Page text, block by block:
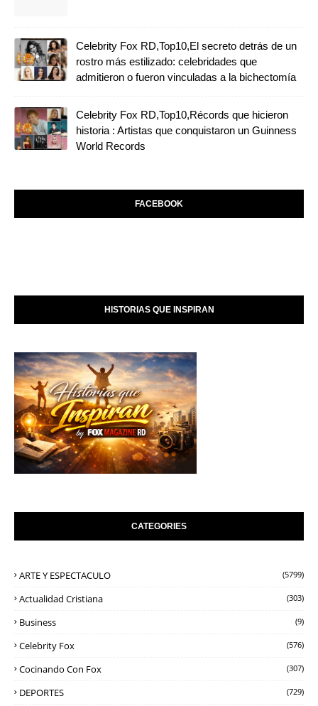
Celebrity Fox RD,Top10,El secreto detrás de un
rostro más estilizado: celebridades que
admitieron o fueron vinculadas a la bichectomía
Celebrity Fox RD,Top10,Récords que hicieron
historia : Artistas que conquistaron un Guinness
World Records
FACEBOOK
HISTORIAS QUE INSPIRAN
CATEGORIES
ARTE Y ESPECTACULO (5799)
Actualidad Cristiana (303)
Business (9)
Celebrity Fox (576)
Cocinando Con Fox (307)
DEPORTES (729)